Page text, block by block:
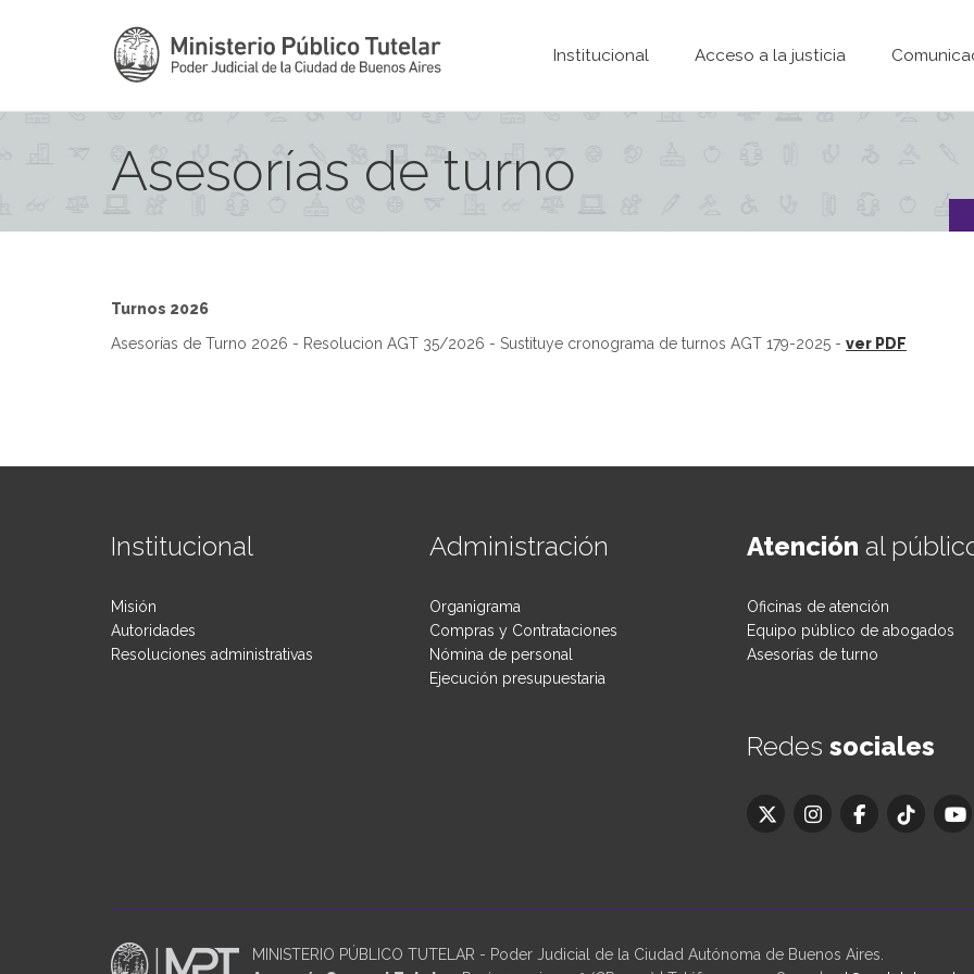
Institucional Acceso a la justicia
Asesorías de turno
Turnos 2026
Asesorías de Turno 2026 - Resolucion AGT 35/2026 - Sustituye cronograma de turnos AGT 179-2025 - ver PDF
Institucional
Misión
Autoridades
Resoluciones administrativas
Administración
Organigrama
Compras y Contrataciones
Nómina de personal
Ejecución presupuestaria
Atención al
Oficinas de atención
Equipo público de abogados
Asesorías de turno
Redes sociales
MINISTERIO PÚBLICO TUTELAR - Poder Judicial de la Ciudad Autónoma de Buenos Aires.